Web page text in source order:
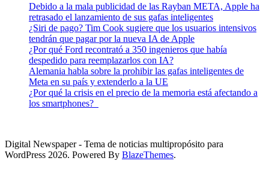
Debido a la mala publicidad de las Rayban META, Apple ha
retrasado el lanzamiento de sus gafas inteligentes
¿Siri de pago? Tim Cook sugiere que los usuarios intensivos
tendrán que pagar por la nueva IA de Apple
¿Por qué Ford recontrató a 350 ingenieros que había
despedido para reemplazarlos con IA?
Alemania habla sobre la prohibir las gafas inteligentes de
Meta en su país y extenderlo a la UE
¿Por qué la crisis en el precio de la memoria está afectando a
los smartphones?
Digital Newspaper - Tema de noticias multipropósito para
WordPress 2026. Powered By BlazeThemes.